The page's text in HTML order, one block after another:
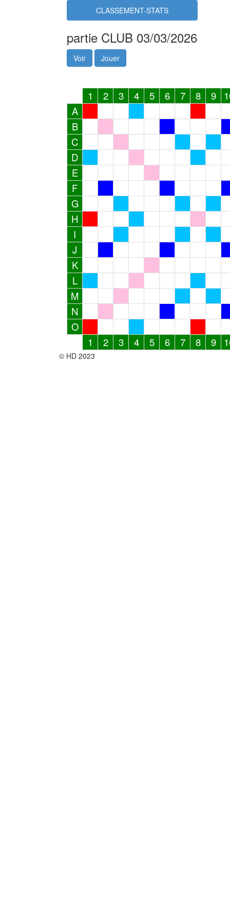
CLASSEMENT-STATS
partie CLUB 03/03/2026
Voir Jouer
1 2 3 4 5 6 7 8 9
A
B
C
D
E
F
G
H
I
J
K
L
M
N
O
1
2 3 4 5 6 7 8 9
© HD 2023